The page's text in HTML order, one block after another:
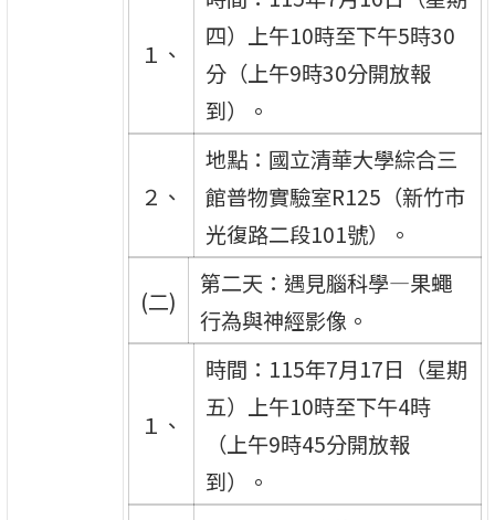
１、
四）上午10時至下午5時30
分（上午9時30分開放報
到）。
２、
地點：國立清華大學綜合三
館普物實驗室R125（新竹市
光復路二段101號）。
(二)
第二天：遇見腦科學—果蠅
行為與神經影像。
１、
時間：115年7月17日（星期
五）上午10時至下午4時
（上午9時45分開放報
到）。